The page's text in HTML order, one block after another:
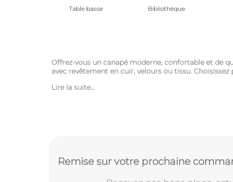
Table basse Bibliothèque
Offrez-vous un canapé moderne, confortable et de
avec revêtement en cuir, velours ou tissu.
Lire la suite...
Remise sur votre prochaine